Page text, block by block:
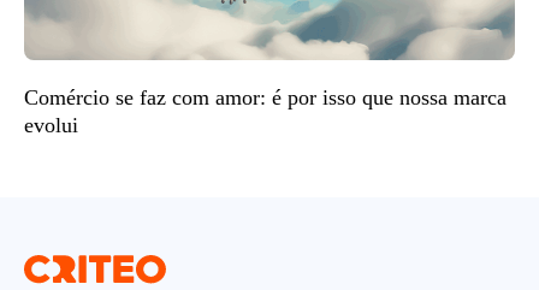
Comércio se faz com amor: é por isso que nossa marca
evolui